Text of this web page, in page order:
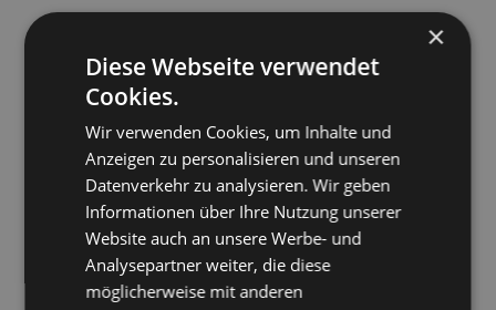
×
Diese Webseite verwendet
Cookies.
Wir verwenden Cookies, um Inhalte und
Anzeigen zu personalisieren und unseren
Datenverkehr zu analysieren. Wir geben
Informationen über Ihre Nutzung unserer
Website auch an unsere Werbe- und
Analysepartner weiter, die diese
möglicherweise mit anderen